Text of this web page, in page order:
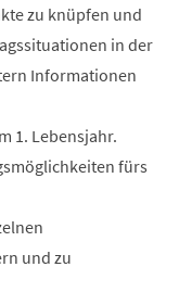
zu knüpfen und
in der
Informationen
1. Lebensjahr.
fürs
und zu